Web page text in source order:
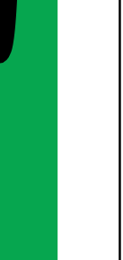
og